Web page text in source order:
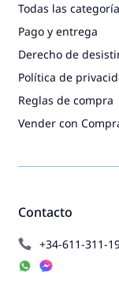
Contacto
+34-611-311-
Todas las
Pago y entrega
Derecho de
Política de
Reglas de compra
Vender con